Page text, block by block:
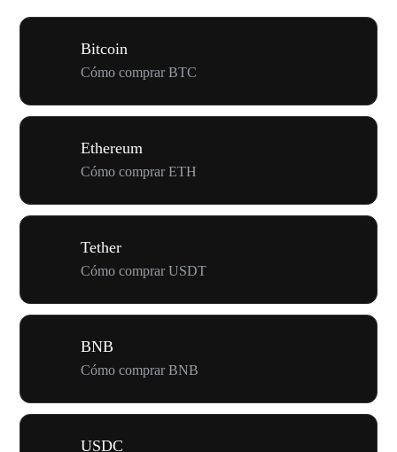
Bitcoin
Cómo comprar BTC
Ethereum
Cómo comprar ETH
Tether
Cómo comprar USDT
BNB
Cómo comprar BNB
USDC